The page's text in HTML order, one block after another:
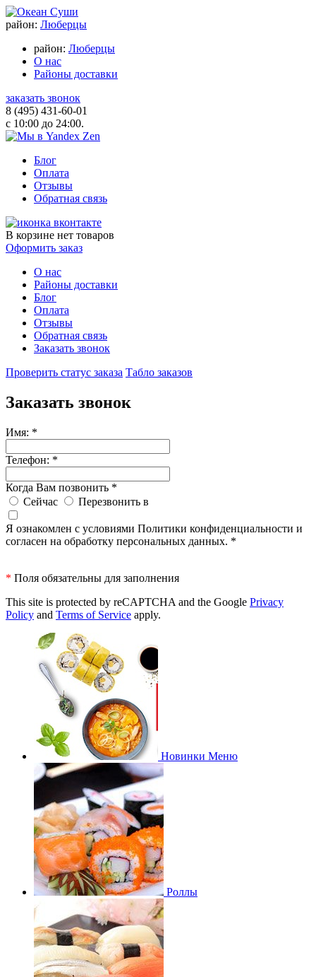
район: Люберцы
район: Люберцы
О нас
Районы доставки
заказать звонок
8 (495) 431-60-01
с 10:00 до 24:00.
Блог
Оплата
Отзывы
Обратная связь
В корзине нет товаров
Оформить заказ
О нас
Районы доставки
Блог
Оплата
Отзывы
Обратная связь
Заказать звонок
Проверить статус заказа Табло заказов
Заказать звонок
Имя: *
Телефон: *
Когда Вам позвонить *
Сейчас
Перезвонить в
Я ознакомлен с условиями Политики конфиденциальности и
согласен на обработку персональных данных. *
* Поля обязательны для заполнения
This site is protected by reCAPTCHA and the Google Privacy
Policy and Terms of Service apply.
Новинки Меню
Роллы